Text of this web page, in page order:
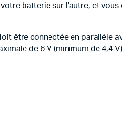
batterie sur l’autre, et
être connectée en parallèle
de 6 V (minimum de 4,4